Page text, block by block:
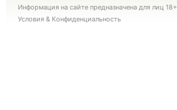
Информация на сайте предназначена для лиц 18+
Условия & Конфиденциальность